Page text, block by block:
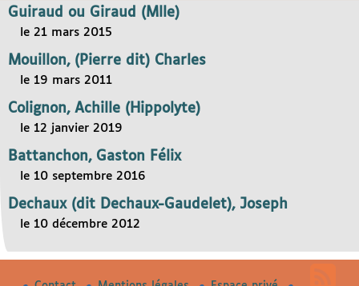
Guiraud ou Giraud (Mlle)
le 21 mars 2015
Mouillon, (Pierre dit) Charles
le 19 mars 2011
Colignon, Achille (Hippolyte)
le 12 janvier 2019
Battanchon, Gaston Félix
le 10 septembre 2016
Dechaux (dit Dechaux-Gaudelet), Joseph
le 10 décembre 2012